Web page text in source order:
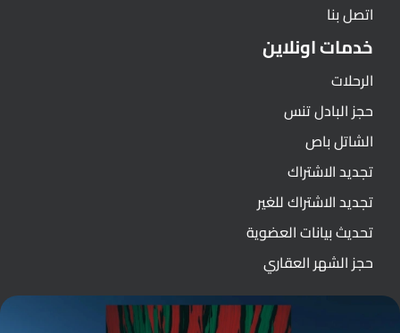
اتصل بنا
خدمات اونلاين
الرحلات
حجز البادل تنس
الشاتل باص
تجديد الاشتراك
تجديد الاشتراك للغير
تحديث بيانات العضوية
حجز الشهر العقاري